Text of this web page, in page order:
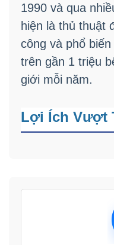
1990 và qua
hiện là thủ thuật
công và phổ
trên gần 1 triệu
giới mỗi năm.
Lợi Ích Vượt